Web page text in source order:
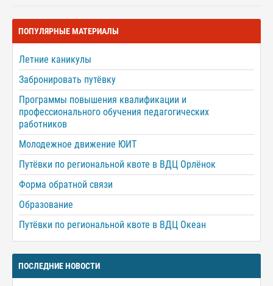
ПОПУЛЯРНЫЕ МАТЕРИАЛЫ
Летние каникулы
Забронировать путёвку
Программы повышения квалификации и
профессионального обучения педагогических
работников
Молодежное движение ЮИТ
Путёвки по региональной квоте в ВДЦ Орлёнок
Форма обратной связи
Образование
Путёвки по региональной квоте в ВДЦ Океан
ПОСЛЕДНИЕ НОВОСТИ